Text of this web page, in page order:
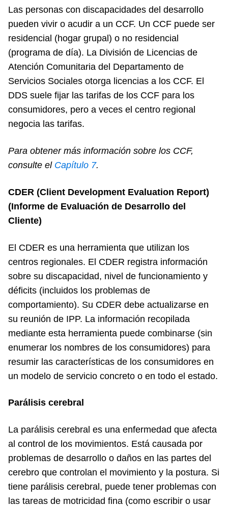
Las personas con discapacidades del desarrollo
pueden vivir o acudir a un CCF. Un CCF puede ser
residencial (hogar grupal) o no residencial
(programa de día). La División de Licencias de
Atención Comunitaria del Departamento de
Servicios Sociales otorga licencias a los CCF. El
DDS suele fijar las tarifas de los CCF para los
consumidores, pero a veces el centro regional
negocia las tarifas.
Para obtener más información sobre los CCF,
consulte el Capítulo 7.
CDER (Client Development Evaluation Report)
(Informe de Evaluación de Desarrollo del
Cliente)
El CDER es una herramienta que utilizan los
centros regionales. El CDER registra información
sobre su discapacidad, nivel de funcionamiento y
déficits (incluidos los problemas de
comportamiento). Su CDER debe actualizarse en
su reunión de IPP. La información recopilada
mediante esta herramienta puede combinarse (sin
enumerar los nombres de los consumidores) para
resumir las características de los consumidores en
un modelo de servicio concreto o en todo el estado.
Parálisis cerebral
La parálisis cerebral es una enfermedad que afecta
al control de los movimientos. Está causada por
problemas de desarrollo o daños en las partes del
cerebro que controlan el movimiento y la postura. Si
tiene parálisis cerebral, puede tener problemas con
las tareas de motricidad fina (como escribir o usar